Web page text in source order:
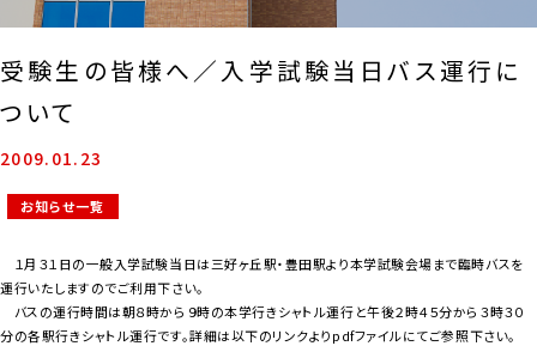
受験生の皆様へ／入学試験当日バス運行に
ついて
2009.01.23
お知らせ一覧
１月３１日の一般入学試験当日は三好ヶ丘駅・豊田駅より本学試験会場まで臨時バスを
運行いたしますのでご利用下さい。
バスの運行時間は朝８時から９時の本学行きシャトル運行と午後２時４５分から３時３０
分の各駅行きシャトル運行です。詳細は以下のリンクよりpdfファイルにてご参照下さい。